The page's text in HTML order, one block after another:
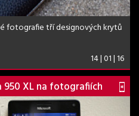
fotografie tří designových krytů
14 | 01 | 16
950 XL na fotografiích